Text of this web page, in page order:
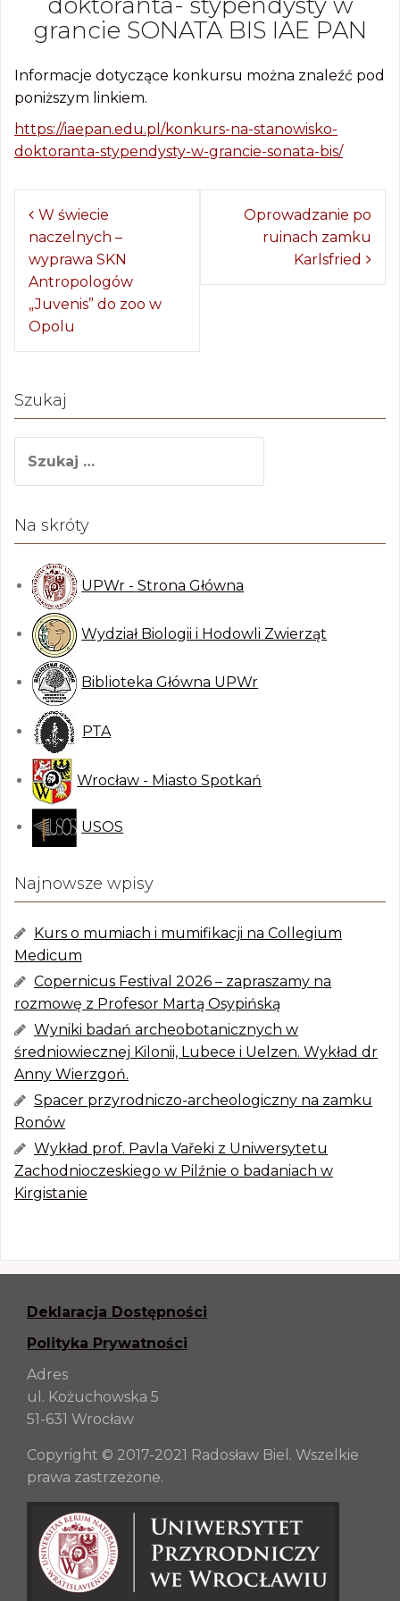
grancie SONATA BIS IAE PAN
Informacje dotyczące konkursu można znaleźć pod
poniższym linkiem.
https://iaepan.edu.pl/konkurs-na-stanowisko-
doktoranta-stypendysty-w-grancie-sonata-bis/
Z
o
b
a
w
p
s
y
W świecie
naczelnych –
wyprawa SKN
Antropologów
„Juvenis” do zoo w
Opolu
Oprowadzanie po
ruinach zamku
Karlsfried
Szukaj
k
:
Na skróty
UPWr - Strona Główna
Wydział Biologii i Hodowli Zwierząt
Biblioteka Główna UPWr
PTA
Wrocław - Miasto Spotkań
USOS
Najnowsze wpisy
Kurs o mumiach i mumifikacji na Collegium
Medicum
Copernicus Festival 2026 – zapraszamy na
rozmowę z Profesor Martą Osypińską
Wyniki badań archeobotanicznych w
średniowiecznej Kilonii, Lubece i Uelzen. Wykład dr
Anny Wierzgoń.
Spacer przyrodniczo-archeologiczny na zamku
Ronów
Wykład prof. Pavla Vařeki z Uniwersytetu
Zachodnioczeskiego w Pilźnie o badaniach w
Kirgistanie
Deklaracja Dostępności
Polityka Prywatności
Adres
ul. Kożuchowska 5
51-631 Wrocław
Copyright © 2017-2021 Radosław Biel. Wszelkie
prawa zastrzeżone.